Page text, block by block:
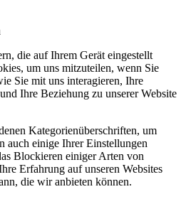
die auf Ihrem Gerät eingestellt
um uns mitzuteilen, wenn Sie
Sie mit uns interagieren, Ihre
Ihre Beziehung zu unserer Website
Kategorienüberschriften, um
auch einige Ihrer Einstellungen
Blockieren einiger Arten von
Erfahrung auf unseren Websites
die wir anbieten können.